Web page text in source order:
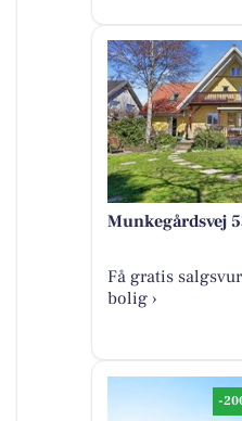
Munkegårdsvej
Få gratis
bolig ›
-